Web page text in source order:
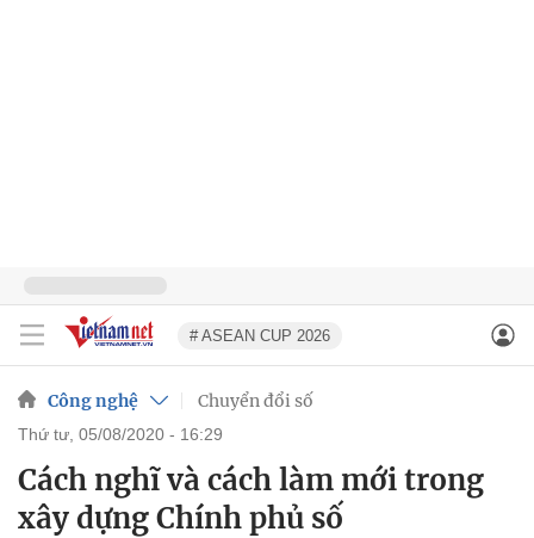
# ASEAN CUP 2026
Công nghệ Chuyển đổi số
thứ tư, 05/08/2020 - 16:29
Cách nghĩ và cách làm mới trong
xây dựng Chính phủ số